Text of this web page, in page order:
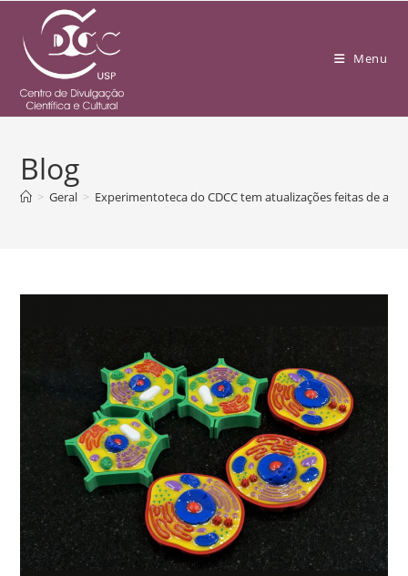
Menu
Blog
> Geral > Experimentoteca do CDCC tem atualizações feitas de